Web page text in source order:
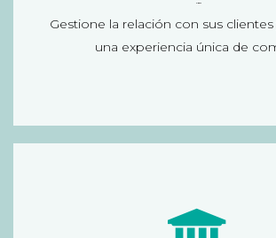
Gestione la relación con sus
una experiencia única de